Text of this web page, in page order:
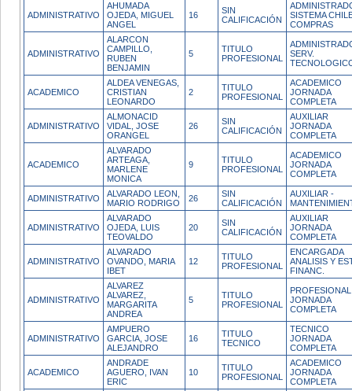
ADMINISTRATIVO
AHUMADA
OJEDA, MIGUEL
ANGEL
16
SIN
CALIFICACIÓN
SISTEMA
COMPRAS
ADMINISTRATIVO
ALARCON
CAMPILLO,
RUBEN
BENJAMIN
5
TITULO
PROFESIONAL
SERV.
ACADEMICO
ALDEA VENEGAS,
CRISTIAN
LEONARDO
2
TITULO
PROFESIONAL
ACADEMICO
JORNADA
COMPLETA
ADMINISTRATIVO
ALMONACID
VIDAL, JOSE
ORANGEL
26
SIN
CALIFICACIÓN
AUXILIAR
JORNADA
COMPLETA
ACADEMICO
ALVARADO
ARTEAGA,
MARLENE
MONICA
9
TITULO
PROFESIONAL
ACADEMICO
JORNADA
COMPLETA
ADMINISTRATIVO
ALVARADO LEON,
MARIO RODRIGO
26
SIN
CALIFICACIÓN
AUXILIAR -
ADMINISTRATIVO
ALVARADO
OJEDA, LUIS
TEOVALDO
20
SIN
CALIFICACIÓN
AUXILIAR
JORNADA
COMPLETA
ADMINISTRATIVO
ALVARADO
OVANDO, MARIA
IBET
12
TITULO
PROFESIONAL
ENCARGADA
ANALISIS Y
FINANC.
ADMINISTRATIVO
ALVAREZ
ALVAREZ,
MARGARITA
ANDREA
5
TITULO
PROFESIONAL
PROFESIONAL
JORNADA
COMPLETA
ADMINISTRATIVO
AMPUERO
GARCIA, JOSE
ALEJANDRO
16
TITULO
TECNICO
TECNICO
JORNADA
COMPLETA
ACADEMICO
ANDRADE
AGUERO, IVAN
ERIC
10
TITULO
PROFESIONAL
ACADEMICO
JORNADA
COMPLETA